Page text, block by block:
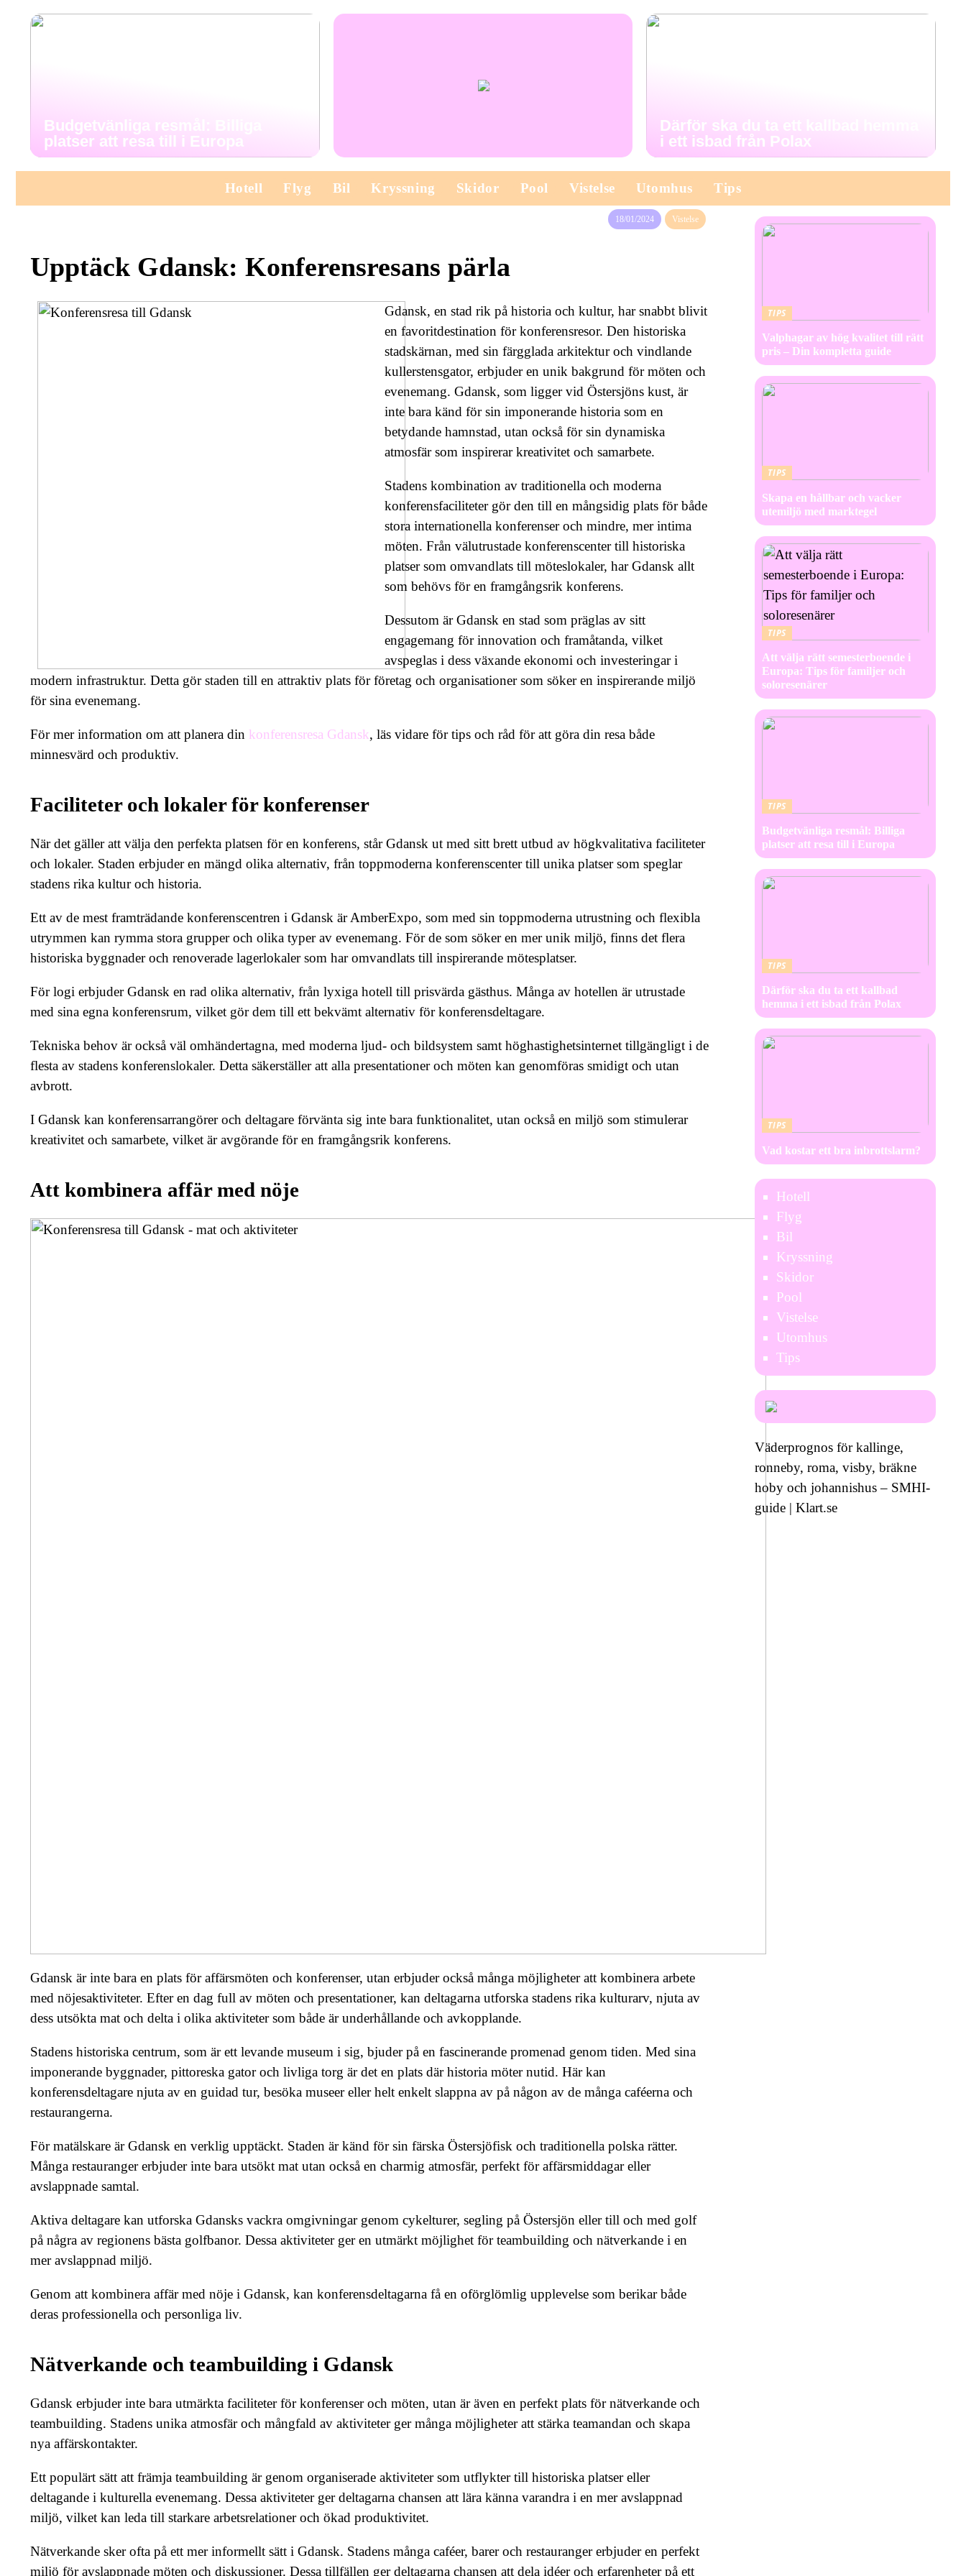
Budgetvänliga resmål: Billiga
platser att resa till i Europa
Därför ska du ta ett kallbad hemma
i ett isbad från Polax
Hotell Flyg Bil Kryssning Skidor Pool Vistelse Utomhus Tips
18/01/2024 Vistelse
Upptäck Gdansk: Konferensresans pärla
Gdansk, en stad rik på historia och kultur, har snabbt blivit
en favoritdestination för konferensresor. Den historiska
stadskärnan, med sin färgglada arkitektur och vindlande
kullerstensgator, erbjuder en unik bakgrund för möten och
evenemang. Gdansk, som ligger vid Östersjöns kust, är
inte bara känd för sin imponerande historia som en
betydande hamnstad, utan också för sin dynamiska
atmosfär som inspirerar kreativitet och samarbete.
Stadens kombination av traditionella och moderna
konferensfaciliteter gör den till en mångsidig plats för både
stora internationella konferenser och mindre, mer intima
möten. Från välutrustade konferenscenter till historiska
platser som omvandlats till möteslokaler, har Gdansk allt
som behövs för en framgångsrik konferens.
Dessutom är Gdansk en stad som präglas av sitt
engagemang för innovation och framåtanda, vilket
avspeglas i dess växande ekonomi och investeringar i
modern infrastruktur. Detta gör staden till en attraktiv plats för företag och organisationer som söker en inspirerande miljö
för sina evenemang.
För mer information om att planera din konferensresa Gdansk, läs vidare för tips och råd för att göra din resa både
minnesvärd och produktiv.
Faciliteter och lokaler för konferenser
När det gäller att välja den perfekta platsen för en konferens, står Gdansk ut med sitt brett utbud av högkvalitativa faciliteter
och lokaler. Staden erbjuder en mängd olika alternativ, från toppmoderna konferenscenter till unika platser som speglar
stadens rika kultur och historia.
Ett av de mest framträdande konferenscentren i Gdansk är AmberExpo, som med sin toppmoderna utrustning och flexibla
utrymmen kan rymma stora grupper och olika typer av evenemang. För de som söker en mer unik miljö, finns det flera
historiska byggnader och renoverade lagerlokaler som har omvandlats till inspirerande mötesplatser.
För logi erbjuder Gdansk en rad olika alternativ, från lyxiga hotell till prisvärda gästhus. Många av hotellen är utrustade
med sina egna konferensrum, vilket gör dem till ett bekvämt alternativ för konferensdeltagare.
Tekniska behov är också väl omhändertagna, med moderna ljud- och bildsystem samt höghastighetsinternet tillgängligt i de
flesta av stadens konferenslokaler. Detta säkerställer att alla presentationer och möten kan genomföras smidigt och utan
avbrott.
I Gdansk kan konferensarrangörer och deltagare förvänta sig inte bara funktionalitet, utan också en miljö som stimulerar
kreativitet och samarbete, vilket är avgörande för en framgångsrik konferens.
Att kombinera affär med nöje
Gdansk är inte bara en plats för affärsmöten och konferenser, utan erbjuder också många möjligheter att kombinera arbete
med nöjesaktiviteter. Efter en dag full av möten och presentationer, kan deltagarna utforska stadens rika kulturarv, njuta av
dess utsökta mat och delta i olika aktiviteter som både är underhållande och avkopplande.
Stadens historiska centrum, som är ett levande museum i sig, bjuder på en fascinerande promenad genom tiden. Med sina
imponerande byggnader, pittoreska gator och livliga torg är det en plats där historia möter nutid. Här kan
konferensdeltagare njuta av en guidad tur, besöka museer eller helt enkelt slappna av på någon av de många caféerna och
restaurangerna.
För matälskare är Gdansk en verklig upptäckt. Staden är känd för sin färska Östersjöfisk och traditionella polska rätter.
Många restauranger erbjuder inte bara utsökt mat utan också en charmig atmosfär, perfekt för affärsmiddagar eller
avslappnade samtal.
Aktiva deltagare kan utforska Gdansks vackra omgivningar genom cykelturer, segling på Östersjön eller till och med golf
på några av regionens bästa golfbanor. Dessa aktiviteter ger en utmärkt möjlighet för teambuilding och nätverkande i en
mer avslappnad miljö.
Genom att kombinera affär med nöje i Gdansk, kan konferensdeltagarna få en oförglömlig upplevelse som berikar både
deras professionella och personliga liv.
Nätverkande och teambuilding i Gdansk
Gdansk erbjuder inte bara utmärkta faciliteter för konferenser och möten, utan är även en perfekt plats för nätverkande och
teambuilding. Stadens unika atmosfär och mångfald av aktiviteter ger många möjligheter att stärka teamandan och skapa
nya affärskontakter.
Ett populärt sätt att främja teambuilding är genom organiserade aktiviteter som utflykter till historiska platser eller
deltagande i kulturella evenemang. Dessa aktiviteter ger deltagarna chansen att lära känna varandra i en mer avslappnad
miljö, vilket kan leda till starkare arbetsrelationer och ökad produktivitet.
Nätverkande sker ofta på ett mer informellt sätt i Gdansk. Stadens många caféer, barer och restauranger erbjuder en perfekt
miljö för avslappnade möten och diskussioner. Dessa tillfällen ger deltagarna chansen att dela idéer och erfarenheter på ett
TIPS
Valphagar av hög kvalitet till rätt
pris – Din kompletta guide
TIPS
Skapa en hållbar och vacker
utemiljö med marktegel
TIPS
Att välja rätt semesterboende i
Europa: Tips för familjer och
soloresenärer
TIPS
Budgetvänliga resmål: Billiga
platser att resa till i Europa
TIPS
Därför ska du ta ett kallbad
hemma i ett isbad från Polax
TIPS
Vad kostar ett bra inbrottslarm?
Hotell
Flyg
Bil
Kryssning
Skidor
Pool
Vistelse
Utomhus
Tips
Väderprognos för kallinge,
ronneby, roma, visby, bräkne
hoby och johannishus – SMHI-
guide | Klart.se